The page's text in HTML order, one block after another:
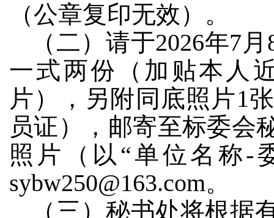
（公章复印无效）。
（二）请于2026年7
一式两份（加贴本人
片），另附同底照片1
员证），邮寄至标委会
照片（以“单位名称-
sybw250@163.com。
（三）秘书处将根据